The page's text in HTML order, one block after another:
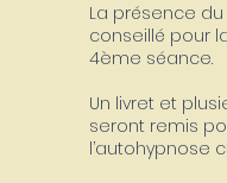
La présence
conseillé pour
4ème séance.
Un livret et
seront remis
l’autohypnose